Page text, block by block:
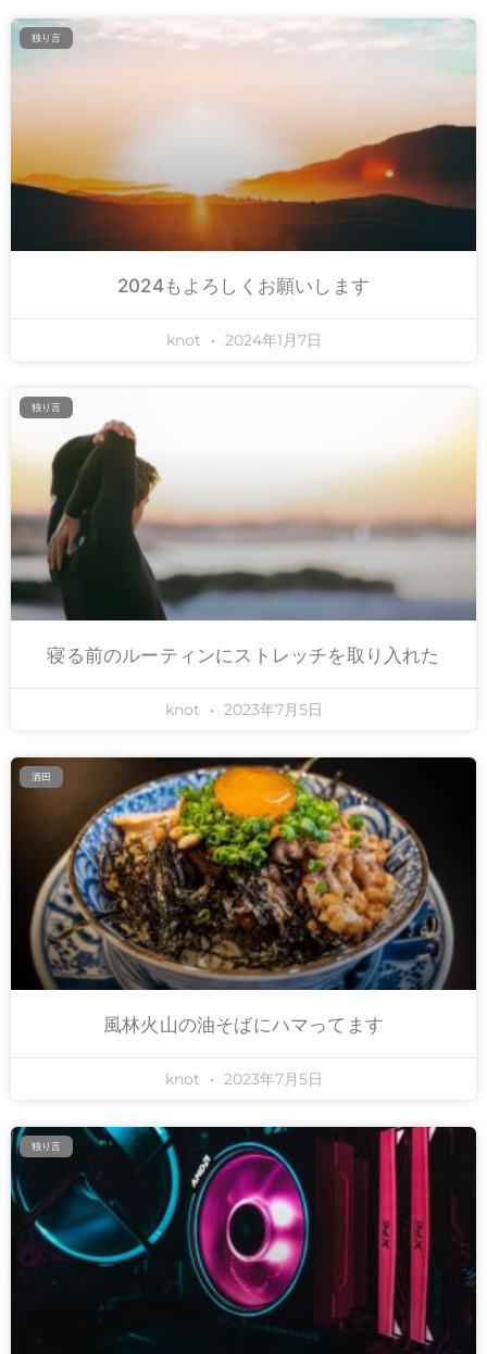
独り言
2024もよろしくお願いします
knot 2024年1月7日
独り言
寝る前のルーティンにストレッチを取り入れた
knot 2023年7月5日
酒田
風林火山の油そばにハマってます
knot 2023年7月5日
独り言